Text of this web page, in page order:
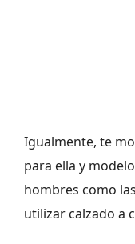
Igualmente, te
para ella y
hombres como
utilizar calzado a